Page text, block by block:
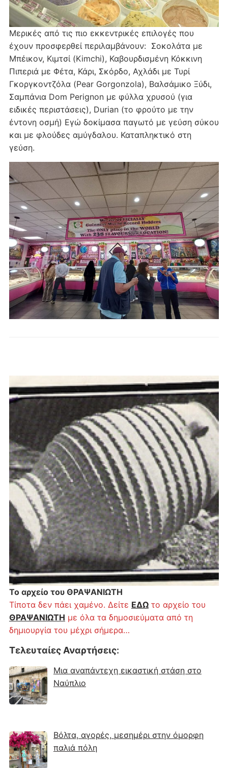
Το αρχείο του ΘΡΑΨΑΝΙΩΤΗ
Τίποτα δεν πάει χαμένο. Δείτε ΕΔΩτο αρχείο του
ΘΡΑΨΑΝΙΩΤΗ με όλα τα δημοσιεύματα από τη
δημιουργία του μέχρι σήμερα…
Τελευταίες Αναρτήσεις:
Μια αναπάντεχη εικαστική στάση στο
Ναύπλιο
Βόλτα, αγορές, μεσημέρι στην όμορφη
παλιά πόλη
Μερικές από τις πιο εκκεντρικές επιλογές που
έχουν προσφερθεί περιλαμβάνουν: Σοκολάτα με
Μπέικον, Κιμτσί (Kimchi), Καβουρδισμένη Κόκκινη
Πιπεριά με Φέτα, Κάρι, Σκόρδο, Αχλάδι με Τυρί
Γκοργκοντζόλα (Pear Gorgonzola), Βαλσάμικο Ξύδι,
Σαμπάνια Dom Perignon με φύλλα χρυσού (για
ειδικές περιστάσεις), Durian (το φρούτο με την
έντονη οσμή) Εγώ δοκίμασα παγωτό με γεύση σύκου
και με φλούδες αμύγδαλου. Καταπληκτικό στη
γεύση.